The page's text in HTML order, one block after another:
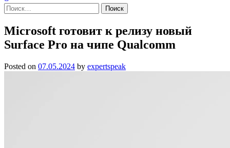
Найти:
Microsoft готовит к релизу новый
Surface Pro на чипе Qualcomm
Posted on 07.05.2024 by expertspeak